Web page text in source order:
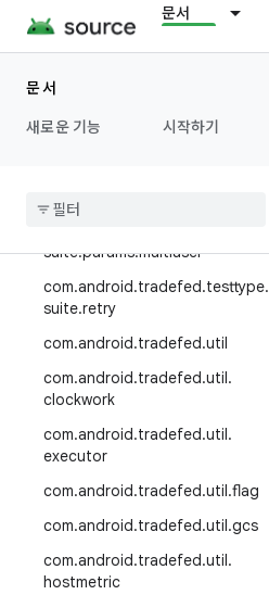
문서
문서
새로운 기능
시작하기
com.android.tradefed.testtype.r
ust
uite
com.android.tradefed.testtype.s
uite.module
suite.params.multiuser
com.android.tradefed.testtype.
suite.retry
com.android.tradefed.util
com.android.tradefed.util.
clockwork
com.android.tradefed.util.
executor
com.android.tradefed.util.flag
com.android.tradefed.util.gcs
com.android.tradefed.util.
hostmetric